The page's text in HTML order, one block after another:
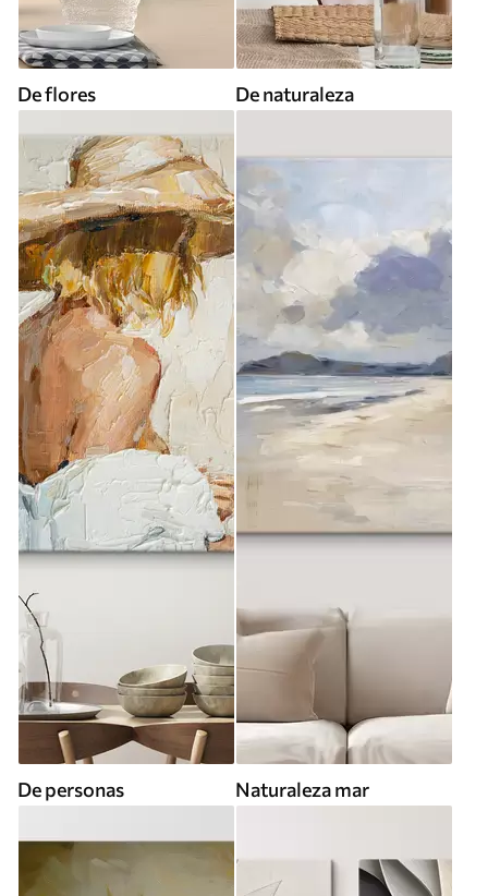
De flores De naturaleza
De personas Naturaleza mar